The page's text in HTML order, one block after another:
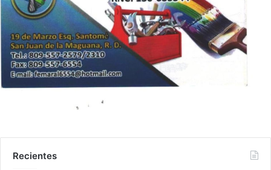
Recientes